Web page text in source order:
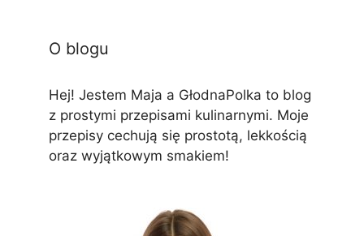
O blogu
Hej! Jestem Maja a GłodnaPolka to blog
z prostymi przepisami kulinarnymi. Moje
przepisy cechują się prostotą, lekkością
oraz wyjątkowym smakiem!